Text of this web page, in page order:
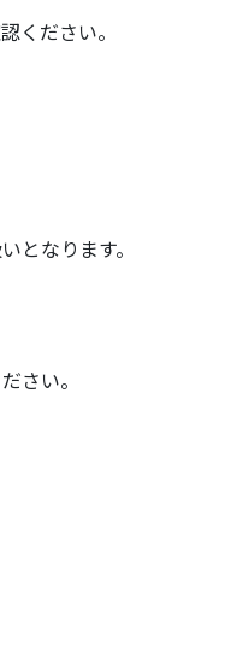
ください。
となります。
さい。